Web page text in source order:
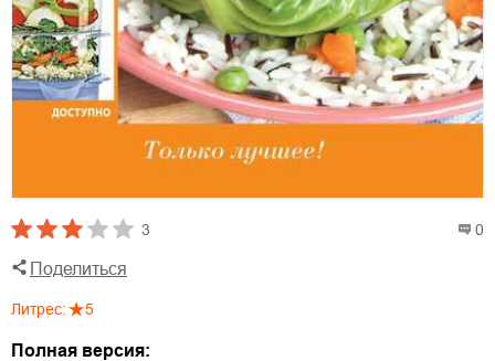
3 0
Поделиться
Литрес: 5
Полная версия: